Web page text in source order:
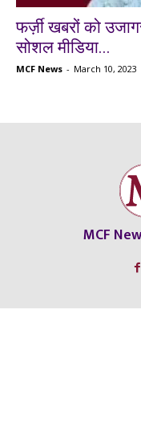
फर्ज़ी खबरों को
सोशल मीडिया...
MCF News - March 10, 2023
MCF